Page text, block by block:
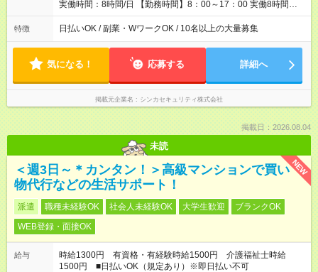
実働時間：8時間/日 【勤務時間】8：00～17：00 実働8時間／
休憩1時間 ☆週5日勤務！ ☆残業少なめ（月平均1～5時間） 3か
月以内の短期間勤務もOK★ ＊週4日以上働ける方のみ
特徴 日払いOK / 副業・WワークOK / 10名以上の大量募集
気になる！ 応募する 詳細へ
掲載元企業名 シンカセキュリティ株式会社
掲載日：2026.08.04
未読
NEW
＜週3日～＊カンタン！＞高級マンションで買い
物代行などの生活サポート！
派遣 職種未経験OK 社会人未経験OK 大学生歓迎
ブランクOK
WEB登録・面接OK
給与
時給1300円 有資格・有経験時給1500円 介護福祉士時給
1500円 ■日払いOK（規定あり）※即日払い不可